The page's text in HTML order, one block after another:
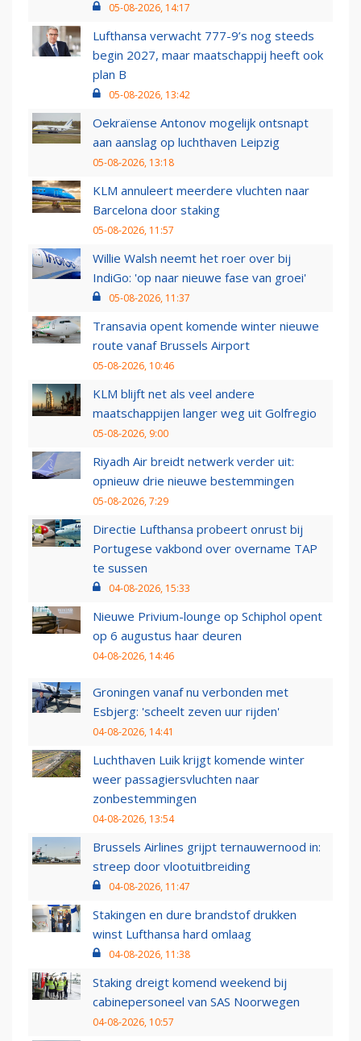
05-08-2026, 14:17
Lufthansa verwacht 777-9’s nog steeds
begin 2027, maar maatschappij heeft ook
plan B
05-08-2026, 13:42
Oekraïense Antonov mogelijk ontsnapt
aan aanslag op luchthaven Leipzig
05-08-2026, 13:18
KLM annuleert meerdere vluchten naar
Barcelona door staking
05-08-2026, 11:57
Willie Walsh neemt het roer over bij
IndiGo: 'op naar nieuwe fase van groei'
05-08-2026, 11:37
Transavia opent komende winter nieuwe
route vanaf Brussels Airport
05-08-2026, 10:46
KLM blijft net als veel andere
maatschappijen langer weg uit Golfregio
05-08-2026, 9:00
Riyadh Air breidt netwerk verder uit:
opnieuw drie nieuwe bestemmingen
05-08-2026, 7:29
Directie Lufthansa probeert onrust bij
Portugese vakbond over overname TAP
te sussen
04-08-2026, 15:33
Nieuwe Privium-lounge op Schiphol opent
op 6 augustus haar deuren
04-08-2026, 14:46
Groningen vanaf nu verbonden met
Esbjerg: 'scheelt zeven uur rijden'
04-08-2026, 14:41
Luchthaven Luik krijgt komende winter
weer passagiersvluchten naar
zonbestemmingen
04-08-2026, 13:54
Brussels Airlines grijpt ternauwernood in:
streep door vlootuitbreiding
04-08-2026, 11:47
Stakingen en dure brandstof drukken
winst Lufthansa hard omlaag
04-08-2026, 11:38
Staking dreigt komend weekend bij
cabinepersoneel van SAS Noorwegen
04-08-2026, 10:57